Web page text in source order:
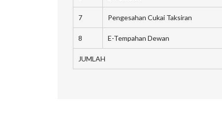
7 Pengesahan Cukai Taksiran
8 E-Tempahan Dewan
JUMLAH